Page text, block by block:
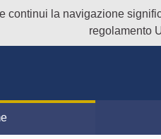
continui la navigazione
regolamento